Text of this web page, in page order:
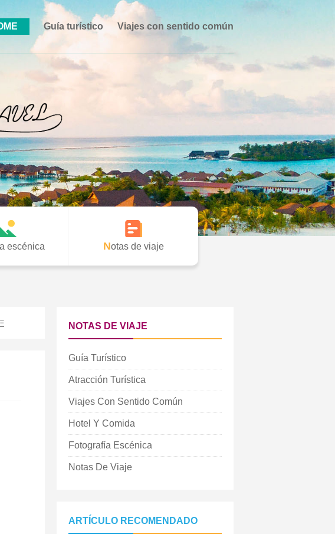
Guía turístico Viajes con sentido común
escénica Notas de viaje
NOTAS DE VIAJE
Guía Turístico
Atracción Turística
Viajes Con Sentido Común
Hotel Y Comida
Fotografía Escénica
Notas De Viaje
ARTÍCULO RECOMENDADO